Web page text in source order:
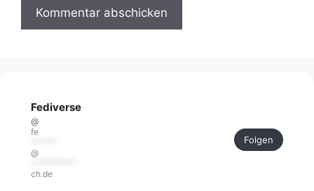
Fediverse
@
fe
@
ch.de
Folgen